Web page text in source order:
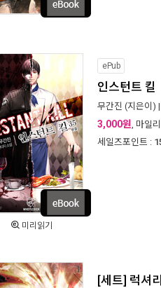
미리읽기
ePub
인스턴트 킬
무간진 (지은이) |
3,000원, 마일리
세일즈포인트 :
[세트] 럭셔